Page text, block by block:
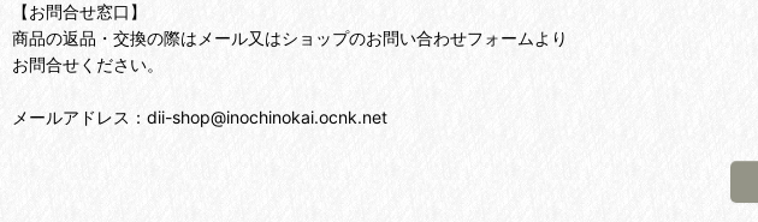
【お問合せ窓口】
商品の返品・交換の際はメール又はショップのお問い合わせフォームより
お問合せください。
メールアドレス：dii-shop@inochinokai.ocnk.net